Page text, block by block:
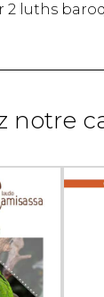
2 luths
notre